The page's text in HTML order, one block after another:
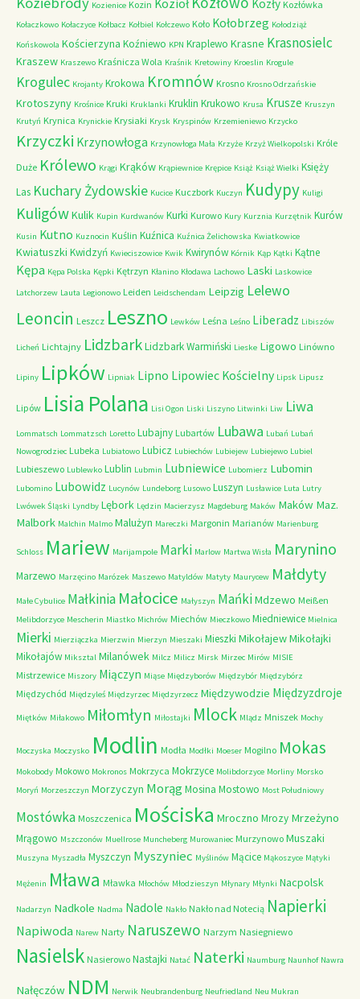
Kozienice Kozin Kozioł Kozły Kozłówka
Kołaczkowo Kołaczyce Kołbacz Kołbiel Kołczewo Koło Kołobrzeg Kołodziąż
Końskowola Kościerzyna Koźniewo KPN Kraplewo Krasne Krasnosielc
Kraszew Kraszewo Kraśnicza Wola Kraśnik Kretowiny Kroeslin Krogule
Krogulec Krojanty Krokowa Kromnów Krosno Krosno Odrzańskie
Krotoszyny Krośnice Kruki Kruklanki Kruklin Krukowo Krusa Krusze Kruszyn
Krutyń Krynica Krynickie Krysiaki Krysk Kryspinów Krzemieniewo Krzycko
Krzyczki Krzynowłoga Krzynowłoga Mała Krzyże Krzyż Wielkopolski Króle
Duże Królewo Krągi Krąków Krąpiewnice Krępice Książ Książ Wielki Księży
Las Kuchary Żydowskie Kucice Kuczbork Kuczyn Kudypy Kuligi
KuligówKulik Kupin Kurdwanów Kurki Kurowo Kury Kurznia Kurzętnik Kurów
Kusin Kutno Kuznocin Kuślin Kuźnica Kuźnica Żelichowska Kwiatkowice
Kwiatuszki Kwidzyń Kwieciszowice Kwik Kwirynów Kórnik Kąp Kątki Kątne
Kępa Kępa Polska Kępki Kętrzyn Kłanino Kłodawa Lachowo Laski Laskowice
Latchorzew Lauta Legionowo Leiden Leidschendam Leipzig Lelewo
Leoncin Leszcz Leszno Lewków Leśna Leśno Liberadz Libiszów
Licheń Lichtajny LidzbarkLidzbark Warmiński Lieske Ligowo Linówno
Lipiny Lipków Lipniak Lipno Lipowiec Kościelny Lipsk Lipusz
Lipów Lisia Polana Lisi Ogon Liski Liszyno Litwinki Liw Liwa
Lommatsch Lommatzsch Loretto Lubajny Lubartów Lubawa Lubań Lubań
Nowogrodziec Lubeka Lubiatowo Lubicz Lubiechów Lubiejew Lubiejewo Lubiel
Lubieszewo Lublewko Lublin Lubmin Lubniewice Lubomierz Lubomin
Lubomino Lubowidz Lucynów Lundeborg Lusowo Luszyn Lusławice Luta Lutry
Lwówek Śląski Lyndby Lębork Lędzin Macierzysz Magdeburg Maków Maków Maz.
Malbork Malchin Malmo Malużyn Mareczki Margonin Marianów Marienburg
Schloss Mariew Marijampole Marki Marlow Martwa Wisła Marynino
Marzewo Marzęcino Marózek Maszewo Matyldów Matyty Maurycew Małdyty
Małe Cybulice Małkinia Małocice Małyszyn MańkiMdzewo Meißen
Melibdorzyce Mescherin Miastko Michrów Miechów Mieczkowo Miedniewice Mielnica
Mierki Mierziączka Mierzwin Mierzyn Mieszaki Mieszki MikołajewMikołajki
Mikołajów Miksztal Milanówek Milcz Milicz Mirsk Mirzec Mirów MISIE
Mistrzewice Miszory Miączyn Miąse Międzyborów Międzybór Międzybórz
Międzychód Międzyleś Międzyrzec Międzyrzecz Międzywodzie Międzyzdroje
Miętków Miłakowo Miłomłyn Miłostajki Mlock Mlądz Mniszek Mochy
Moczyska Moczysko Modlin Modła Modłki Moeser Mogilno Mokas
Mokobody Mokowo Mokronos Mokrzyca Mokrzyce Molibdorzyce Morliny Morsko
Moryń Morzeszczyn Morzyczyn MorągMosina Mostowo Most Południowy
Mostówka Moszczenica Mościska Mroczno Mrozy Mrzeżyno
Mrągowo Mszczonów Muellrose Muncheberg Murowaniec Murzynowo Muszaki
Muszyna Myszadła Myszczyn Myszyniec Myślinów Mącice Mąkoszyce Mątyki
Mężenin Mława Mławka Młochów Młodzieszyn Młynary Młynki Nacpolsk
Nadarzyn Nadkole Nadma Nadole Nakło Nakło nad Notecią Napierki
Napiwoda Narew Narty Naruszewo Narzym Nasiegniewo
Nasielsk Nasierowo Nastajki Natać Naterki Naumburg Naunhof Nawra
Nałęczów NDM Nerwik Neubrandenburg Neufriedland Neu Mukran